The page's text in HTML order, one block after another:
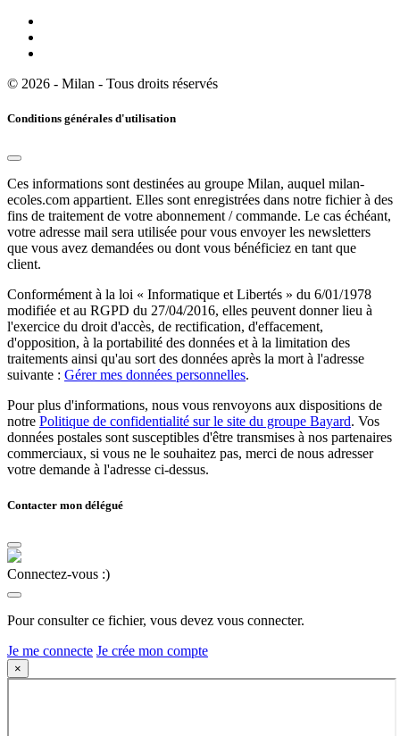
© 2026 - Milan - Tous droits réservés
Conditions générales d'utilisation
Ces informations sont destinées au groupe Milan, auquel milan-
ecoles.com appartient. Elles sont enregistrées dans notre fichier à des
fins de traitement de votre abonnement / commande. Le cas échéant,
votre adresse mail sera utilisée pour vous envoyer les newsletters
que vous avez demandées ou dont vous bénéficiez en tant que
client.
Conformément à la loi « Informatique et Libertés » du 6/01/1978
modifiée et au RGPD du 27/04/2016, elles peuvent donner lieu à
l'exercice du droit d'accès, de rectification, d'effacement,
d'opposition, à la portabilité des données et à la limitation des
traitements ainsi qu'au sort des données après la mort à l'adresse
suivante : Gérer mes données personnelles.
Pour plus d'informations, nous vous renvoyons aux dispositions de
notre Politique de confidentialité sur le site du groupe Bayard. Vos
données postales sont susceptibles d'être transmises à nos partenaires
commerciaux, si vous ne le souhaitez pas, merci de nous adresser
votre demande à l'adresse ci-dessus.
Contacter mon délégué
Connectez-vous :)
Pour consulter ce fichier, vous devez vous connecter.
Je me connecte Je crée mon compte
×